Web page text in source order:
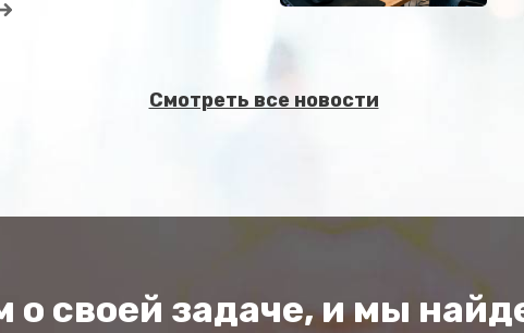
Смотреть все новости
о своей задаче, и мы